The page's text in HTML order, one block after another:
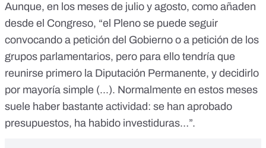
Aunque, en los meses de julio y agosto, como añaden
desde el Congreso, “el Pleno se puede seguir
convocando a petición del Gobierno o a petición de los
grupos parlamentarios, pero para ello tendría que
reunirse primero la Diputación Permanente, y decidirlo
por mayoría simple (...). Normalmente en estos meses
suele haber bastante actividad: se han aprobado
presupuestos, ha habido investiduras…”.